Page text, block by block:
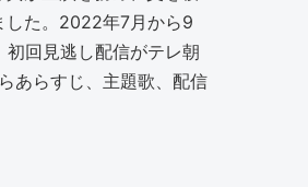
した。2022年7月から9
回見逃し配信がテレ朝
あらすじ、主題歌、配信